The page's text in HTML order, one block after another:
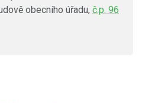
obecního úřadu, č.p. 96